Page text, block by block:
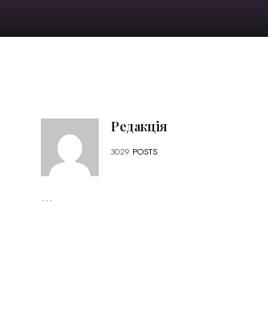
Редакція
3029 POSTS
...